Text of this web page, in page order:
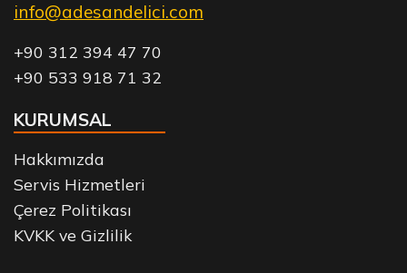
info@adesandelici.com
+90 312 394 47 70
+90 533 918 71 32
KURUMSAL
Hakkımızda
Servis Hizmetleri
Çerez Politikası
KVKK ve Gizlilik